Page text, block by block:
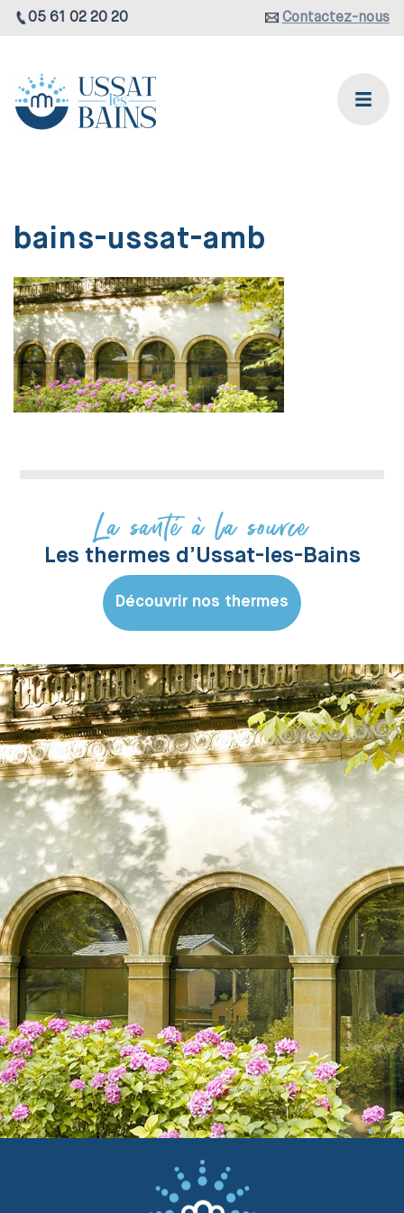
05 61 02 20 20 Contactez-nous
bains-ussat-amb
La santé à la source
Les thermes d’Ussat-les-Bains
Découvrir nos thermes